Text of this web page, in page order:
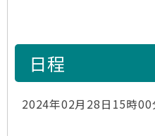
日程
2024年02月28日15時